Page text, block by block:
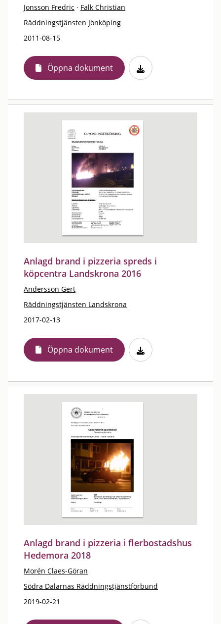
Jonsson Fredric · Falk Christian
Räddningstjänsten Jönköping
2011-08-15
Öppna dokument
Anlagd brand i pizzeria spreds i
köpcentra Landskrona 2016
Andersson Gert
Räddningstjänsten Landskrona
2017-02-13
Öppna dokument
Anlagd brand i pizzeria i flerbostadshus
Hedemora 2018
Morén Claes-Göran
Södra Dalarnas Räddningstjänstförbund
2019-02-21